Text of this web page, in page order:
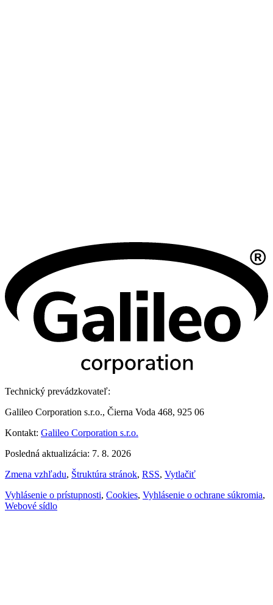
Technický prevádzkovateľ:
Galileo Corporation s.r.o., Čierna Voda 468, 925 06
Kontakt: Galileo Corporation s.r.o.
Posledná aktualizácia: 7. 8. 2026
Zmena vzhľadu, Štruktúra stránok, RSS, Vytlačiť
Vyhlásenie o prístupnosti, Cookies, Vyhlásenie o ochrane súkromia,
Webové sídlo